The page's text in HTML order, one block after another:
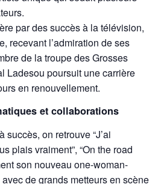
par des succès à la télévision,
recevant l’admiration de ses
de la troupe des Grosses
Ladesou poursuit une carrière
en renouvellement.
et collaborations
on retrouve “J’ai
plais vraiment”, “On the road
son nouveau one-woman-
de grands metteurs en scène